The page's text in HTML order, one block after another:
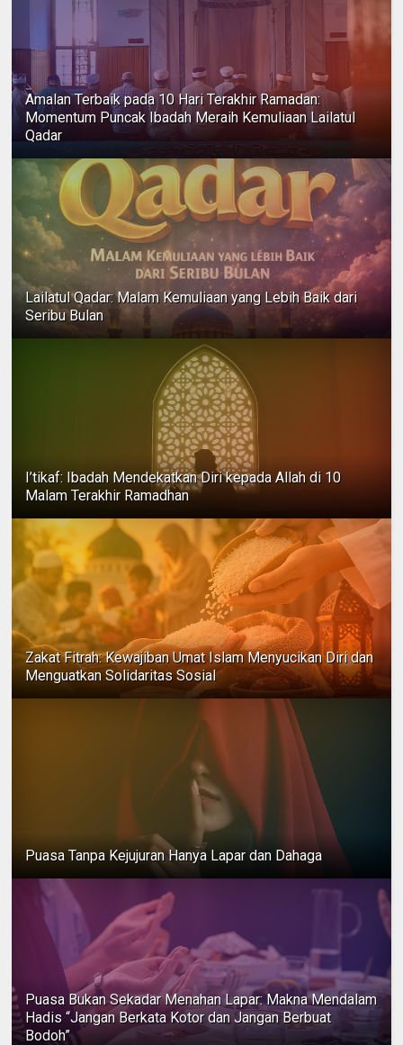
Amalan Terbaik pada 10 Hari Terakhir Ramadan:
Momentum Puncak Ibadah Meraih Kemuliaan Lailatul
Qadar
Lailatul Qadar: Malam Kemuliaan yang Lebih Baik dari
Seribu Bulan
I’tikaf: Ibadah Mendekatkan Diri kepada Allah di 10
Malam Terakhir Ramadhan
Zakat Fitrah: Kewajiban Umat Islam Menyucikan Diri dan
Menguatkan Solidaritas Sosial
Puasa Tanpa Kejujuran Hanya Lapar dan Dahaga
Puasa Bukan Sekadar Menahan Lapar: Makna Mendalam
Hadis “Jangan Berkata Kotor dan Jangan Berbuat
Bodoh”